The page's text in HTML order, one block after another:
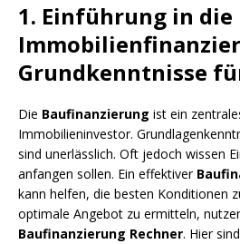
1. Einführung in die
Grundkenntnisse
Die Baufinanzierung ist ein
Immobilieninvestor.
sind unerlässlich. Oft jedoch wissen
anfangen sollen. Ein effektiver
kann helfen, die besten Konditionen
optimale Angebot zu ermitteln,
Baufinanzierung Rechner. Hier